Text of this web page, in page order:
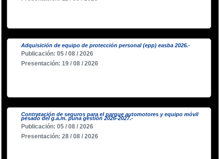
Adquisición de equipo de protección personal (epp) easba 2026.-
Publicación: 05 / 08 / 2026
Presentación: 19 / 08 / 2026
Contratación de seguros para el parque automotores y equipo móvil
pesado del g.a.m. puna gestión 2026-2027.-
Publicación: 05 / 08 / 2026
Presentación: 28 / 08 / 2026